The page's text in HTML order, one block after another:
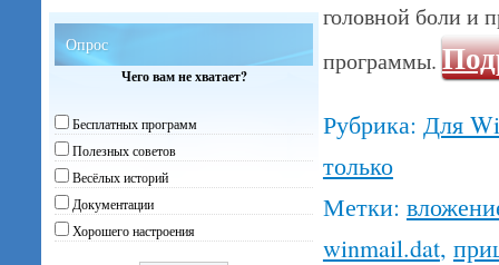
головной боли и
программы.
Рубрика: Для
только
Метки:
winmail.dat,
Опрос
Чего вам не хватает?
Бесплатных программ
Полезных советов
Весёлых историй
Документации
Хорошего настроения